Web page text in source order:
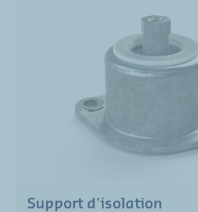
Support d'isolation